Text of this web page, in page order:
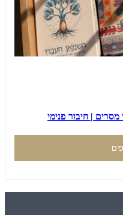
| חיבור פנימי